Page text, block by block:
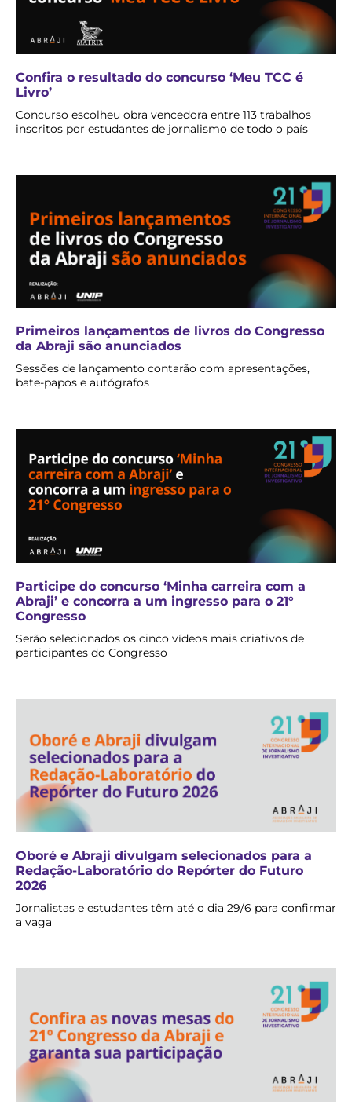
Confira o resultado do concurso ‘Meu TCC é
Livro’
Concurso escolheu obra vencedora entre 113 trabalhos
inscritos por estudantes de jornalismo de todo o país
Primeiros lançamentos de livros do Congresso
da Abraji são anunciados
Sessões de lançamento contarão com apresentações,
bate-papos e autógrafos
Participe do concurso ‘Minha carreira com a
Abraji’ e concorra a um ingresso para o 21°
Congresso
Serão selecionados os cinco vídeos mais criativos de
participantes do Congresso
Oboré e Abraji divulgam selecionados para a
Redação-Laboratório do Repórter do Futuro
2026
Jornalistas e estudantes têm até o dia 29/6 para confirmar
a vaga